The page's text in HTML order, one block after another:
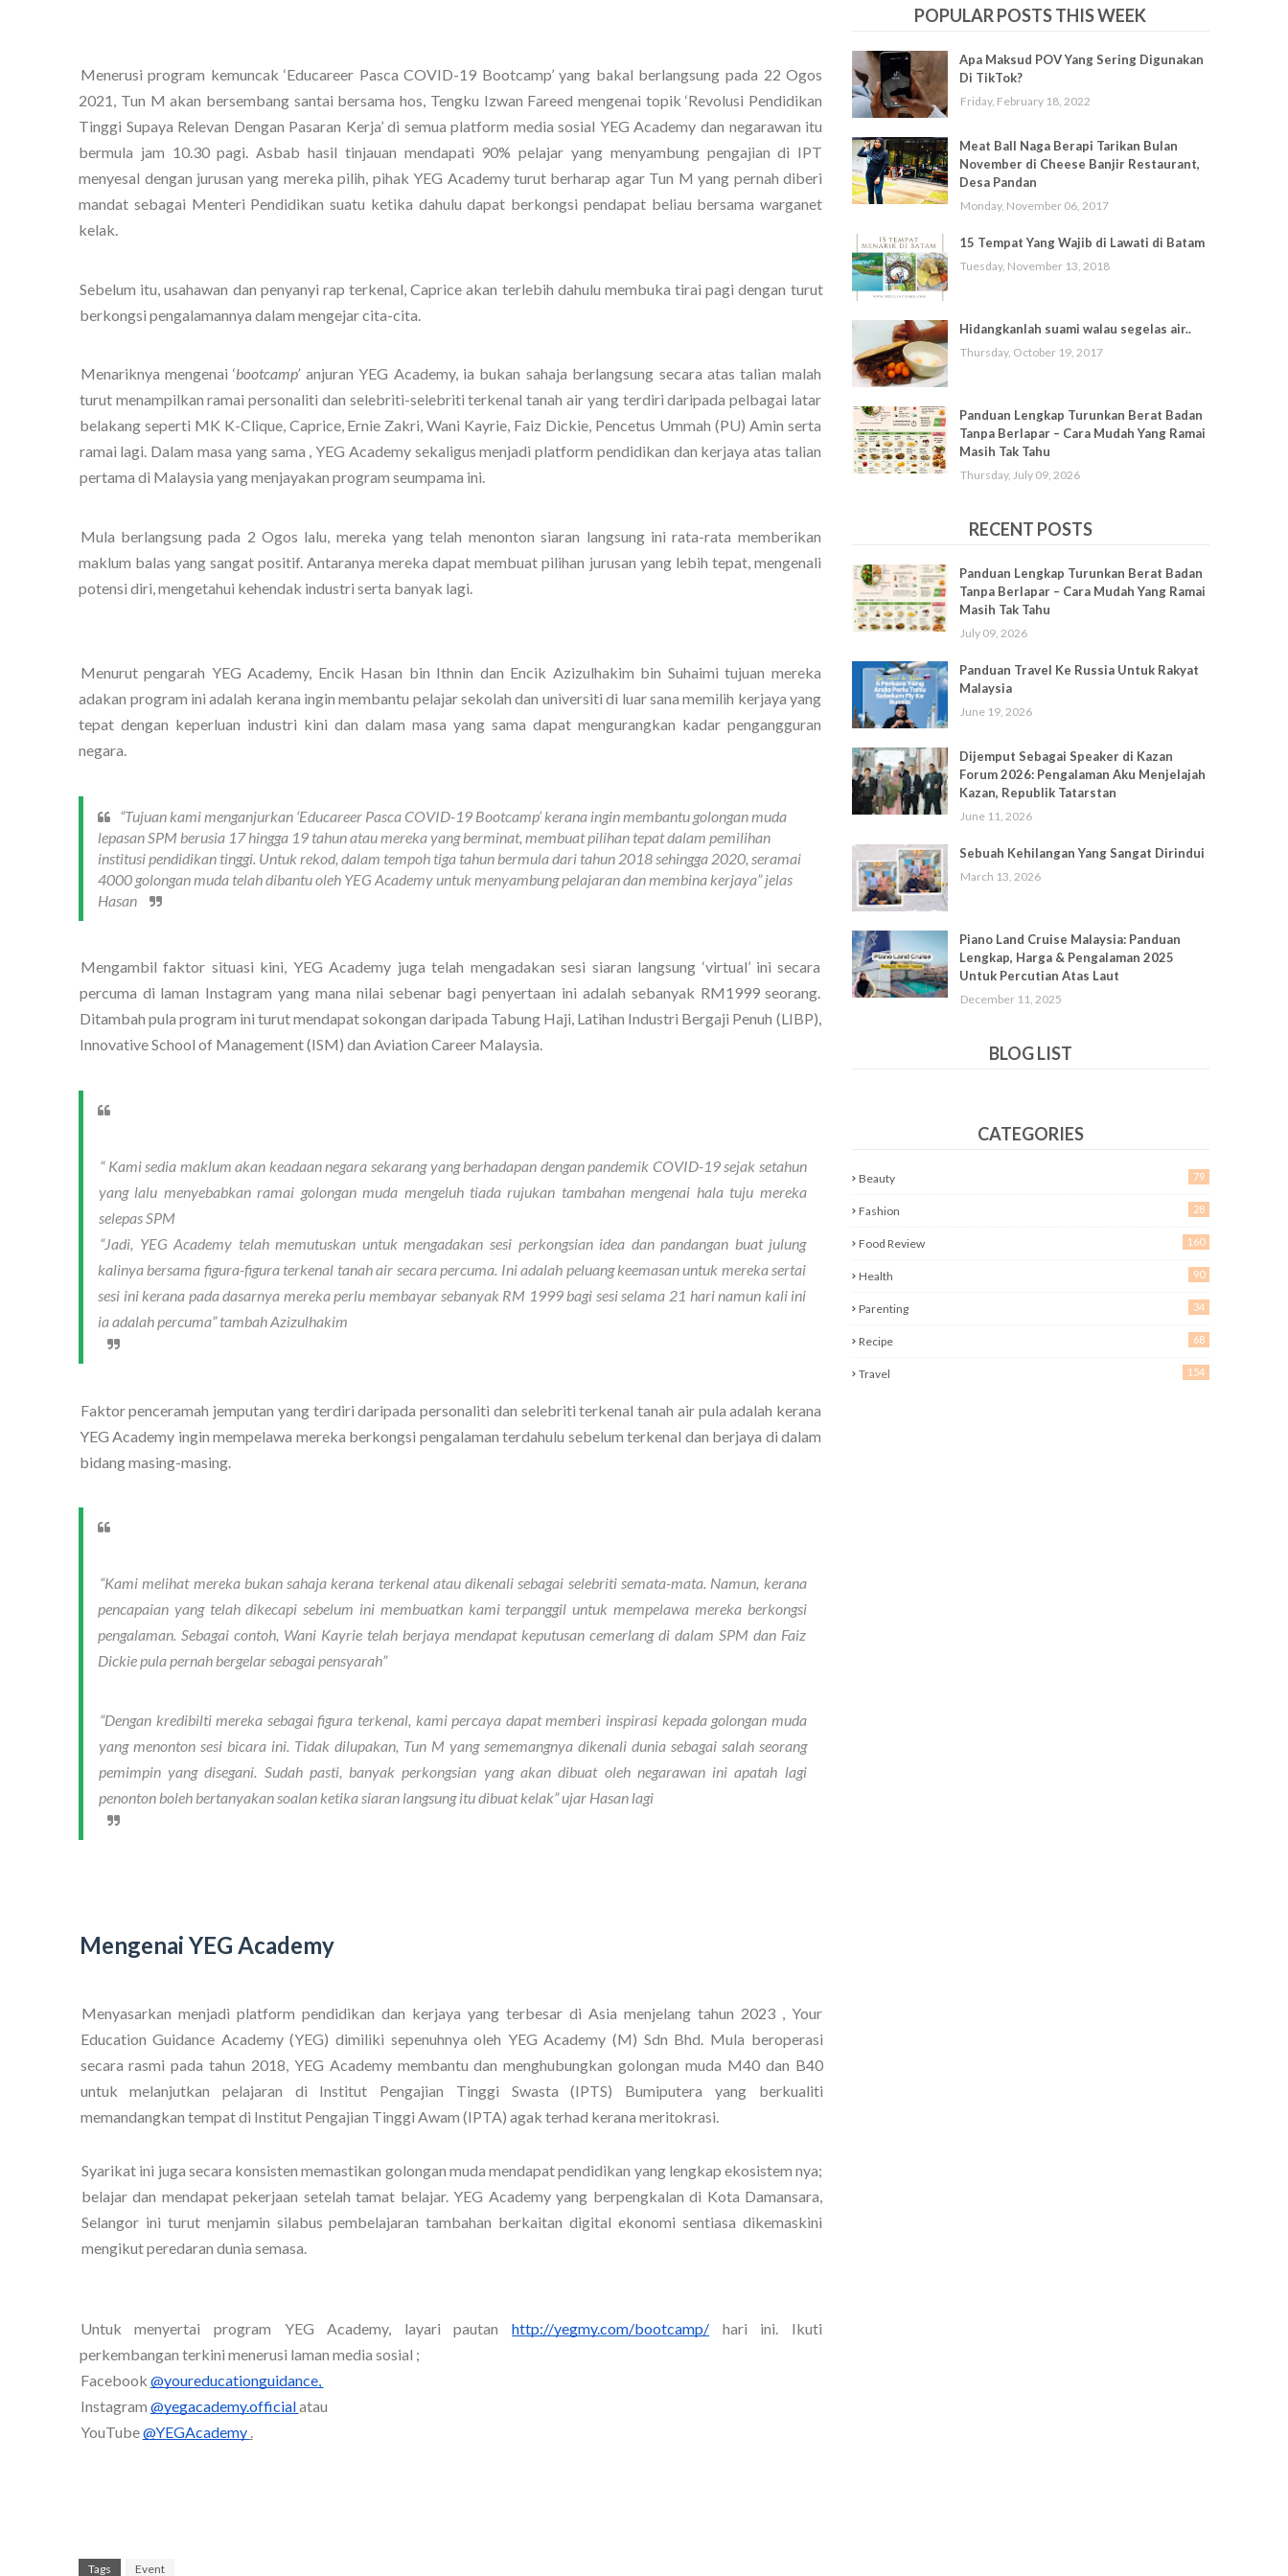
Menerusi program kemuncak ‘Educareer Pasca COVID-19 Bootcamp’ yang bakal berlangsung pada 22 Ogos
2021, Tun M akan bersembang santai bersama hos, Tengku Izwan Fareed mengenai topik ‘Revolusi Pendidikan
Tinggi Supaya Relevan Dengan Pasaran Kerja’ di semua platform media sosial YEG Academy dan negarawan itu
bermula jam 10.30 pagi. Asbab hasil tinjauan mendapati 90% pelajar yang menyambung pengajian di IPT
menyesal dengan jurusan yang mereka pilih, pihak YEG Academy turut berharap agar Tun M yang pernah diberi
mandat sebagai Menteri Pendidikan suatu ketika dahulu dapat berkongsi pendapat beliau bersama warganet
kelak.
Sebelum itu, usahawan dan penyanyi rap terkenal, Caprice akan terlebih dahulu membuka tirai pagi dengan turut
berkongsi pengalamannya dalam mengejar cita-cita.
Menariknya mengenai ‘bootcamp’ anjuran YEG Academy, ia bukan sahaja berlangsung secara atas talian malah
turut menampilkan ramai personaliti dan selebriti-selebriti terkenal tanah air yang terdiri daripada pelbagai latar
belakang seperti MK K-Clique, Caprice, Ernie Zakri, Wani Kayrie, Faiz Dickie, Pencetus Ummah (PU) Amin serta
ramai lagi. Dalam masa yang sama , YEG Academy sekaligus menjadi platform pendidikan dan kerjaya atas talian
pertama di Malaysia yang menjayakan program seumpama ini.
Mula berlangsung pada 2 Ogos lalu, mereka yang telah menonton siaran langsung ini rata-rata memberikan
maklum balas yang sangat positif. Antaranya mereka dapat membuat pilihan jurusan yang lebih tepat, mengenali
potensi diri, mengetahui kehendak industri serta banyak lagi.
Menurut pengarah YEG Academy, Encik Hasan bin Ithnin dan Encik Azizulhakim bin Suhaimi tujuan mereka
adakan program ini adalah kerana ingin membantu pelajar sekolah dan universiti di luar sana memilih kerjaya yang
tepat dengan keperluan industri kini dan dalam masa yang sama dapat mengurangkan kadar pengangguran
negara.
“Tujuan kami menganjurkan ‘Educareer Pasca COVID-19 Bootcamp’ kerana ingin membantu golongan muda
lepasan SPM berusia 17 hingga 19 tahun atau mereka yang berminat, membuat pilihan tepat dalam pemilihan
institusi pendidikan tinggi. Untuk rekod, dalam tempoh tiga tahun bermula dari tahun 2018 sehingga 2020, seramai
4000 golongan muda telah dibantu oleh YEG Academy untuk menyambung pelajaran dan membina kerjaya” jelas
Hasan
Mengambil faktor situasi kini, YEG Academy juga telah mengadakan sesi siaran langsung ‘virtual’ ini secara
percuma di laman Instagram yang mana nilai sebenar bagi penyertaan ini adalah sebanyak RM1999 seorang.
Ditambah pula program ini turut mendapat sokongan daripada Tabung Haji, Latihan Industri Bergaji Penuh (LIBP),
Innovative School of Management (ISM) dan Aviation Career Malaysia.
“ Kami sedia maklum akan keadaan negara sekarang yang berhadapan dengan pandemik COVID-19 sejak setahun
yang lalu menyebabkan ramai golongan muda mengeluh tiada rujukan tambahan mengenai hala tuju mereka
selepas SPM
“Jadi, YEG Academy telah memutuskan untuk mengadakan sesi perkongsian idea dan pandangan buat julung
kalinya bersama figura-figura terkenal tanah air secara percuma. Ini adalah peluang keemasan untuk mereka sertai
sesi ini kerana pada dasarnya mereka perlu membayar sebanyak RM 1999 bagi sesi selama 21 hari namun kali ini
ia adalah percuma” tambah Azizulhakim
Faktor penceramah jemputan yang terdiri daripada personaliti dan selebriti terkenal tanah air pula adalah kerana
YEG Academy ingin mempelawa mereka berkongsi pengalaman terdahulu sebelum terkenal dan berjaya di dalam
bidang masing-masing.
“Kami melihat mereka bukan sahaja kerana terkenal atau dikenali sebagai selebriti semata-mata. Namun, kerana
pencapaian yang telah dikecapi sebelum ini membuatkan kami terpanggil untuk mempelawa mereka berkongsi
pengalaman. Sebagai contoh, Wani Kayrie telah berjaya mendapat keputusan cemerlang di dalam SPM dan Faiz
Dickie pula pernah bergelar sebagai pensyarah”
“Dengan kredibilti mereka sebagai figura terkenal, kami percaya dapat memberi inspirasi kepada golongan muda
yang menonton sesi bicara ini. Tidak dilupakan, Tun M yang sememangnya dikenali dunia sebagai salah seorang
pemimpin yang disegani. Sudah pasti, banyak perkongsian yang akan dibuat oleh negarawan ini apatah lagi
penonton boleh bertanyakan soalan ketika siaran langsung itu dibuat kelak” ujar Hasan lagi
Mengenai YEG Academy
Menyasarkan menjadi platform pendidikan dan kerjaya yang terbesar di Asia menjelang tahun 2023 , Your
Education Guidance Academy (YEG) dimiliki sepenuhnya oleh YEG Academy (M) Sdn Bhd. Mula beroperasi
secara rasmi pada tahun 2018, YEG Academy membantu dan menghubungkan golongan muda M40 dan B40
untuk melanjutkan pelajaran di Institut Pengajian Tinggi Swasta (IPTS) Bumiputera yang berkualiti
memandangkan tempat di Institut Pengajian Tinggi Awam (IPTA) agak terhad kerana meritokrasi.
Syarikat ini juga secara konsisten memastikan golongan muda mendapat pendidikan yang lengkap ekosistem nya;
belajar dan mendapat pekerjaan setelah tamat belajar. YEG Academy yang berpengkalan di Kota Damansara,
Selangor ini turut menjamin silabus pembelajaran tambahan berkaitan digital ekonomi sentiasa dikemaskini
mengikut peredaran dunia semasa.
Untuk menyertai program YEG Academy, layari pautan http://yegmy.com/bootcamp/
hari ini. Ikuti
perkembangan terkini menerusi laman media sosial ;
Facebook @youreducationguidance,
Instagram @yegacademy.official atau
YouTube @YEGAcademy
Tags Event
POPULAR POSTS THIS WEEK
Apa Maksud POV Yang Sering Digunakan
Di TikTok?
Friday, February 18, 2022
Meat Ball Naga Berapi Tarikan Bulan
November di Cheese Banjir Restaurant,
Desa Pandan
Monday, November 06, 2017
15 Tempat Yang Wajib di Lawati di Batam
Tuesday, November 13, 2018
Hidangkanlah suami walau segelas air..
Thursday, October 19, 2017
Panduan Lengkap Turunkan Berat Badan
Tanpa Berlapar – Cara Mudah Yang Ramai
Masih Tak Tahu
Thursday, July 09, 2026
RECENT POSTS
Panduan Lengkap Turunkan Berat Badan
Tanpa Berlapar – Cara Mudah Yang Ramai
Masih Tak Tahu
July 09, 2026
Panduan Travel Ke Russia Untuk Rakyat
Malaysia
June 19, 2026
Dijemput Sebagai Speaker di Kazan
Forum 2026: Pengalaman Aku Menjelajah
Kazan, Republik Tatarstan
June 11, 2026
Sebuah Kehilangan Yang Sangat Dirindui
March 13, 2026
Piano Land Cruise Malaysia: Panduan
Lengkap, Harga & Pengalaman 2025
Untuk Percutian Atas Laut
December 11, 2025
BLOG LIST
CATEGORIES
Beauty 79
Fashion 28
Food Review 160
Health 90
Parenting 34
Recipe 68
Travel 154